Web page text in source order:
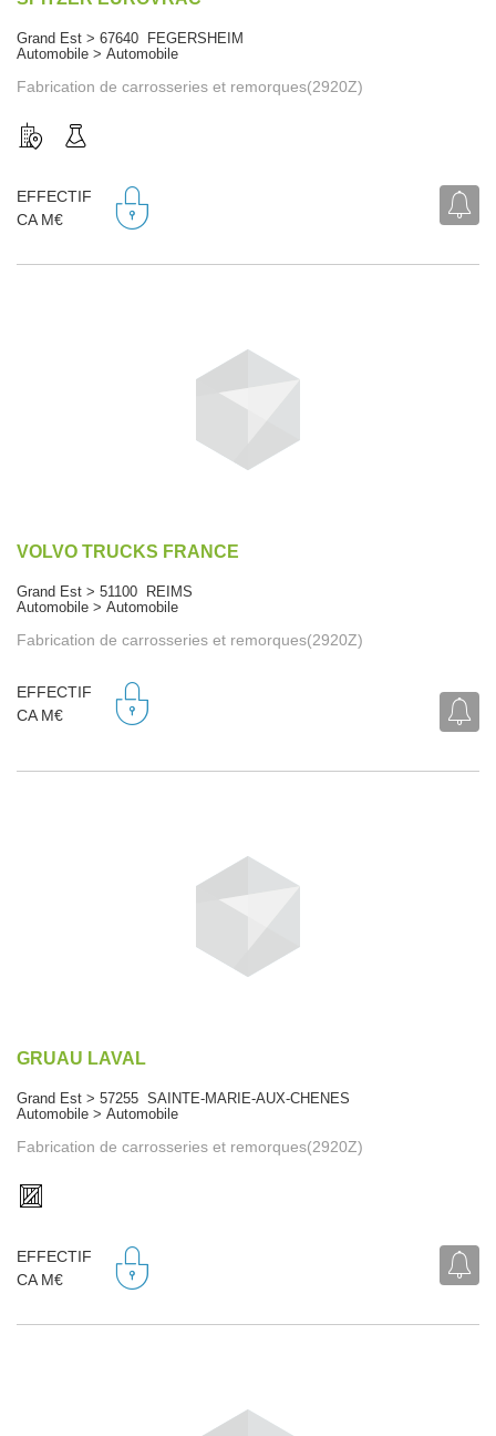
Grand Est > 67640 FEGERSHEIM
Automobile > Automobile
Fabrication de carrosseries et remorques(2920Z)
EFFECTIF
CA M€
VOLVO TRUCKS FRANCE
Grand Est > 51100 REIMS
Automobile > Automobile
Fabrication de carrosseries et remorques(2920Z)
EFFECTIF
CA M€
GRUAU LAVAL
Grand Est > 57255 SAINTE-MARIE-AUX-CHENES
Automobile > Automobile
Fabrication de carrosseries et remorques(2920Z)
EFFECTIF
CA M€